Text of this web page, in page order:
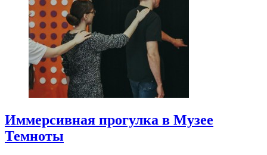
Иммерсивная прогулка в Музее
Темноты